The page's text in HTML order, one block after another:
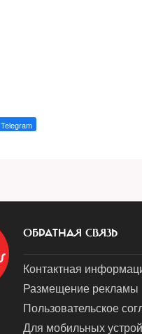
Telegram
ОБРАТНАЯ СВЯЗЬ
Контактная
Размещение рекламы
Пользовательское
Для мобильных